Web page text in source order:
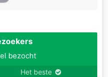
bezocht
Het beste